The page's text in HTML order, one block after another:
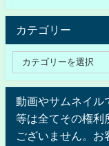
カテゴリー
動画やサムネイル
等は全てその権利
ございません。お